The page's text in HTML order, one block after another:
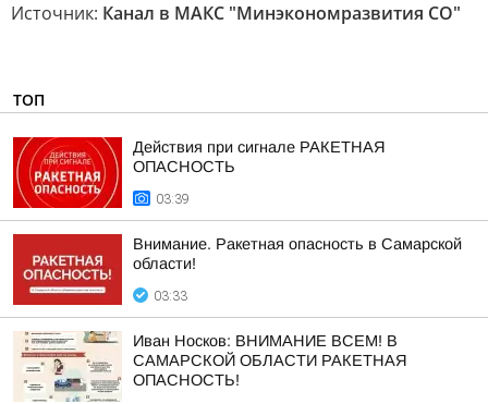
Источник: Канал в МАКС "Минэкономразвития СО"
ТОП
Действия при сигнале РАКЕТНАЯ
ОПАСНОСТЬ
03:39
Внимание. Ракетная опасность в Самарской
области!
03:33
Иван Носков: ВНИМАНИЕ ВСЕМ! В
САМАРСКОЙ ОБЛАСТИ РАКЕТНАЯ
ОПАСНОСТЬ!